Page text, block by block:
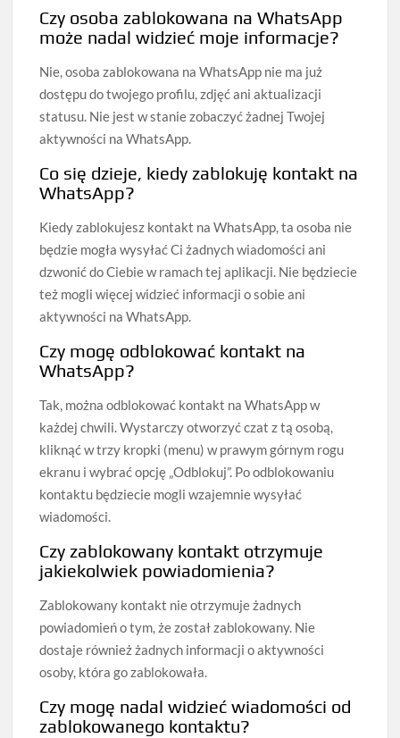
Czy osoba zablokowana na WhatsApp
może nadal widzieć moje informacje?
Nie, osoba zablokowana na WhatsApp nie ma już
dostępu do twojego profilu, zdjęć ani aktualizacji
statusu. Nie jest w stanie zobaczyć żadnej Twojej
aktywności na WhatsApp.
Co się dzieje, kiedy zablokuję kontakt na
WhatsApp?
Kiedy zablokujesz kontakt na WhatsApp, ta osoba nie
będzie mogła wysyłać Ci żadnych wiadomości ani
dzwonić do Ciebie w ramach tej aplikacji. Nie będziecie
też mogli więcej widzieć informacji o sobie ani
aktywności na WhatsApp.
Czy mogę odblokować kontakt na
WhatsApp?
Tak, można odblokować kontakt na WhatsApp w
każdej chwili. Wystarczy otworzyć czat z tą osobą,
kliknąć w trzy kropki (menu) w prawym górnym rogu
ekranu i wybrać opcję „Odblokuj”. Po odblokowaniu
kontaktu będziecie mogli wzajemnie wysyłać
wiadomości.
Czy zablokowany kontakt otrzymuje
jakiekolwiek powiadomienia?
Zablokowany kontakt nie otrzymuje żadnych
powiadomień o tym, że został zablokowany. Nie
dostaje również żadnych informacji o aktywności
osoby, która go zablokowała.
Czy mogę nadal widzieć wiadomości od
zablokowanego kontaktu?